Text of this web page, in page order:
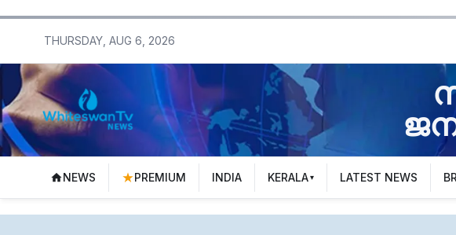
THURSDAY, AUG 6, 2026
NEWS PREMIUM INDIA KERALA LATEST NEWS